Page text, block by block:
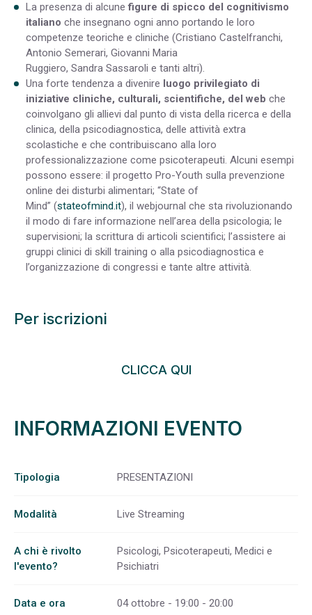
La presenza di alcunefigure di spicco del cognitivismo
italiano che insegnano ogni anno portando le loro
competenze teoriche e cliniche (Cristiano Castelfranchi,
Antonio Semerari, Giovanni Maria
Ruggiero, Sandra Sassaroli e tanti altri).
Una forte tendenza a divenire luogo privilegiato di
iniziative cliniche, culturali, scientifiche, del web che
coinvolgano gli allievi dal punto di vista della ricerca e della
clinica, della psicodiagnostica, delle attività extra
scolastiche e che contribuiscano alla loro
professionalizzazione come psicoterapeuti. Alcuni esempi
possono essere: il progetto Pro-Youth sulla prevenzione
online dei disturbi alimentari; “State of
Mind” (stateofmind.it), il webjournal che sta rivoluzionando
il modo di fare informazione nell’area della psicologia; le
supervisioni; la scrittura di articoli scientifici; l’assistere ai
gruppi clinici di skill training o alla psicodiagnostica e
l’organizzazione di congressi e tante altre attività.
Per iscrizioni
CLICCA QUI
INFORMAZIONI EVENTO
Tipologia PRESENTAZIONI
Modalità Live Streaming
A chi è rivolto
l'evento?
Psicologi, Psicoterapeuti, Medici e
Psichiatri
Data e ora 04 ottobre - 19:00 - 20:00